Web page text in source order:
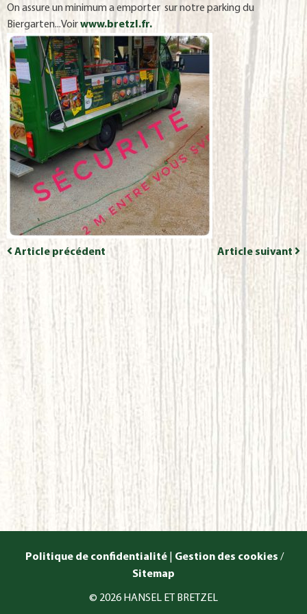
On assure un minimum a emporter sur notre parking du
Biergarten...Voirwww.bretzl.fr.
Article précédent Article suivant
Politique de confidentialité Gestion des cookies /
Sitemap
© 2026 HANSEL ET BRETZEL